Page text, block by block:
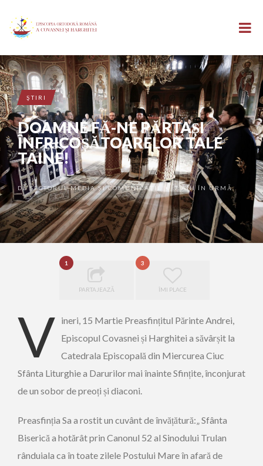
ŞTIRI
DOAMNE FĂ-NE PĂRTAȘI
ÎNFRICOȘĂTOARELOR TALE
TAINE!
DESECTORUL MEDIA ȘI COMUNICAȚII •7 ANI ÎN URMĂ
1
PARTAJEAZĂ
3
ÎMI PLACE
V ineri, 15 Martie Preasfințitul Părinte Andrei,
Episcopul Covasnei și Harghitei a săvârșit la
Catedrala Episcopală din Miercurea Ciuc
Sfânta Liturghie a Darurilor mai înainte Sfințite, înconjurat
de un sobor de preoți și diaconi.
Preasfinția Sa a rostit un cuvânt de învățătură:„ Sfânta
Biserică a hotărât prin Canonul 52 al Sinodului Trulan
rânduiala ca în toate zilele Postului Mare în afară de